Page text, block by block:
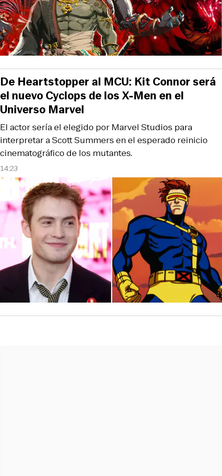
14:23
El actor sería el elegido por Marvel Studios para
interpretar a Scott Summers en el esperado reinicio
cinematográfico de los mutantes.
De Heartstopper al MCU: Kit Connor será
el nuevo Cyclops de los X-Men en el
Universo Marvel